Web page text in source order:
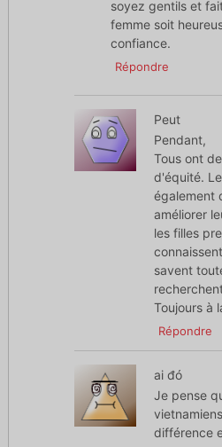
soyez gentils et
femme soit
confiance.
Répondre
Peut
Pendant,
Tous ont
d'équité.
également
améliorer
les filles
savent
Toujours à
Répondre
ai đó
Je pense
différence